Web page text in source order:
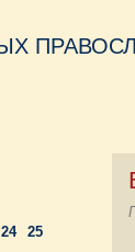
24
25